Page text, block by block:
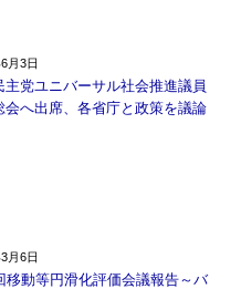
月3日
主党ユニバーサル社会推進議員
会へ出席、各省庁と政策を議論
月6日
移動等円滑化評価会議報告～バ